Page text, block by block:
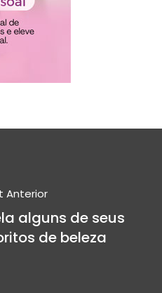
Anterior
alguns de seus
de beleza